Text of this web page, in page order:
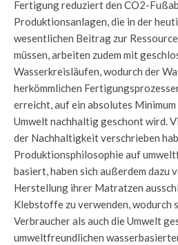
Fertigung reduziert den CO2-
Produktionsanlagen, die in der
wesentlichen Beitrag zur
müssen, arbeiten zudem mit
Wasserkreisläufen, wodurch der
herkömmlichen
erreicht, auf ein absolutes
Umwelt nachhaltig geschont wird.
der Nachhaltigkeit verschrieben
Produktionsphilosophie auf
basiert, haben sich außerdem dazu
Herstellung ihrer Matratzen
Klebstoffe zu verwenden, wodurch
Verbraucher als auch die Umwelt
umweltfreundlichen